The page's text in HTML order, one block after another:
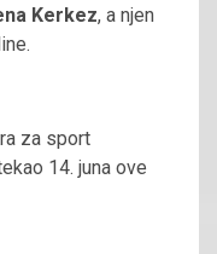
Kerkez, a njen
za sport
14. juna ove